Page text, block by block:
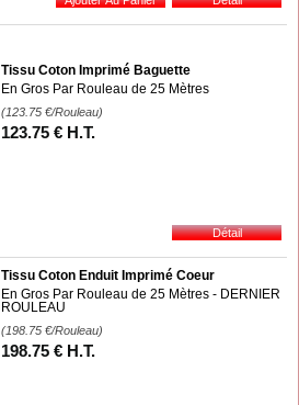
Tissu Coton Imprimé Baguette
En Gros Par Rouleau de 25 Mètres
(123.75 €/Rouleau)
123.75 € H.T.
Tissu Coton Enduit Imprimé Coeur
En Gros Par Rouleau de 25 Mètres - DERNIER
ROULEAU
(198.75 €/Rouleau)
198.75 € H.T.